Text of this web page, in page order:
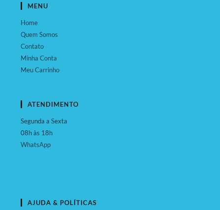
MENU
Home
Quem Somos
Contato
Minha Conta
Meu Carrinho
ATENDIMENTO
Segunda a Sexta
08h às 18h
WhatsApp
AJUDA & POLÍTICAS